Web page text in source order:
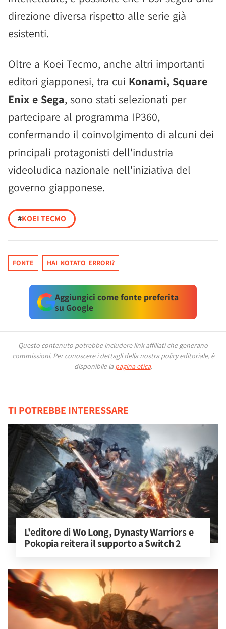
direzione diversa rispetto alle serie già
esistenti.
Oltre a Koei Tecmo, anche altri importanti
editori giapponesi, tra cui Konami, Square
Enix e Sega, sono stati selezionati per
partecipare al programma IP360,
confermando il coinvolgimento di alcuni dei
principali protagonisti dell'industria
videoludica nazionale nell'iniziativa del
governo giapponese.
#KOEI TECMO
FONTE HAI NOTATO ERRORI?
Aggiungici come fonte preferita
su Google
Questo contenuto potrebbe includere link affiliati che generano
commissioni. Per conoscere i dettagli della nostra policy editoriale, è
disponibile la pagina etica.
TI POTREBBE INTERESSARE
L'editore di Wo Long, Dynasty Warriors e
Pokopia reitera il supporto a Switch 2